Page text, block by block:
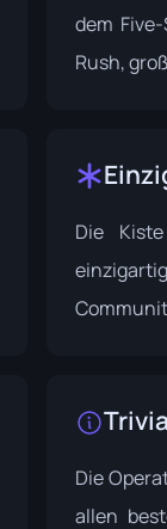
dem
Rush,
Die
Trivia
Die
allen